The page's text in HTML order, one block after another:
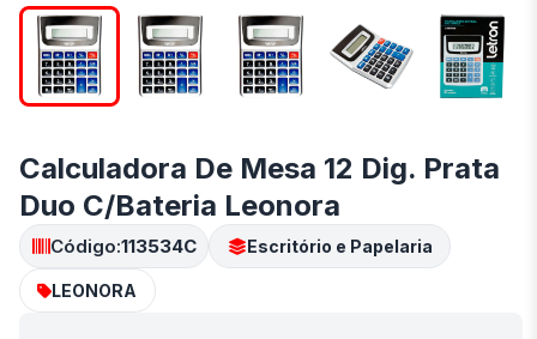
Calculadora De Mesa 12 Dig. Prata
Duo C/Bateria Leonora
Código:113534C Escritório e Papelaria
LEONORA